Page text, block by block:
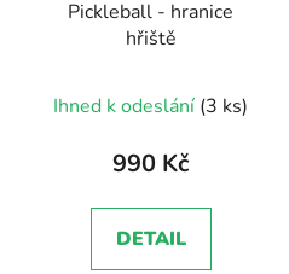
Pickleball - hranice
hřiště
Ihned k odeslání (3 ks)
990 Kč
DETAIL